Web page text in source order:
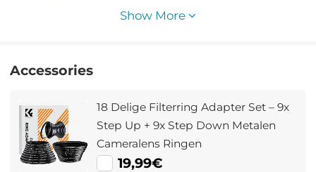
Show More
Accessories
18 Delige Filterring Adapter Set – 9x
Step Up + 9x Step Down Metalen
Cameralens Ringen
19,99€